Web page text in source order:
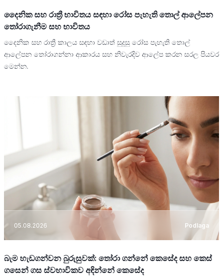
දෛනික සහ රාත්‍රී භාවිතය සඳහා රෝස පැහැති තොල් ආලේපන
තෝරාගැනීම සහ භාවිතය
දෛනික සහ රාත්‍රී කාලය සඳහා වඩාත් සුදුසු රෝස පැහැති තොල්
ආලේපන තෝරාගන්නා ආකාරය සහ නිවැරදිව ආලේප කරන සරල පියවර
මෙන්න.
05.08.2026 Podlaga
බැම හැඩගන්වන බුරුසුවක්: තෝරා ගන්නේ කෙසේද සහ කෙස්
ගසෙන් ගස ස්වභාවිකව අඳින්නේ කෙසේද